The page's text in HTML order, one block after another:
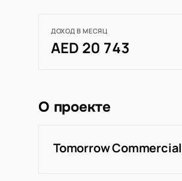
ДОХОД В МЕСЯЦ
AED 20 743
О проекте
Tomorrow